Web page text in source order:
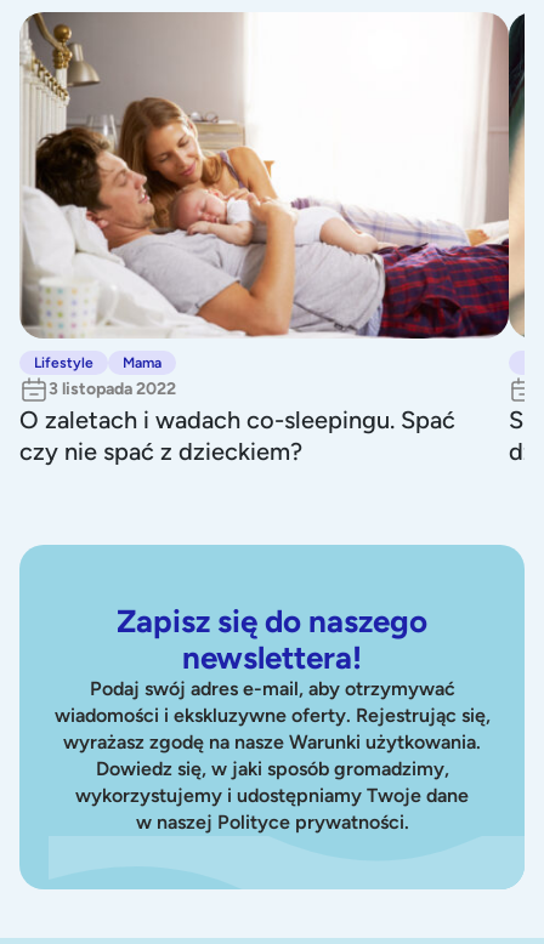
O zaletach i wadach co-sleepingu. Spać czy nie spać z dzieckiem?
Lifestyle Mama
3 listopada 2022
O zaletach i wadach co-sleepingu. Spać
czy nie spać z dzieckiem?
Zapisz się do naszego
newslettera!
Podaj swój adres e-mail, aby otrzymywać
wiadomości i ekskluzywne oferty. Rejestrując się,
wyrażasz zgodę na nasze Warunki użytkowania.
Dowiedz się, w jaki sposób gromadzimy,
wykorzystujemy i udostępniamy Twoje dane
w naszej Polityce prywatności.